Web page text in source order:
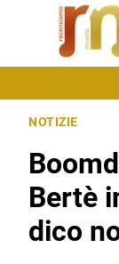
NOTIZIE
Bertè
dico